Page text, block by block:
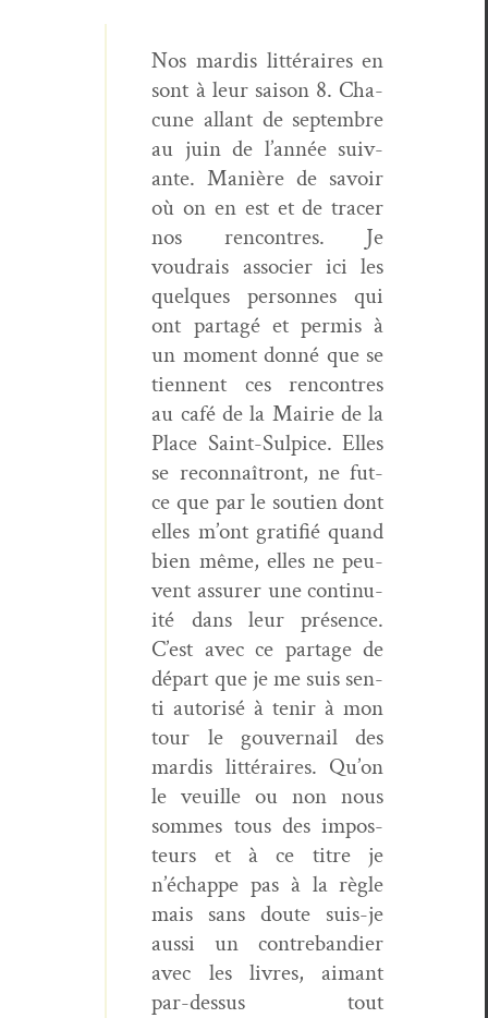
Nos mardis lit­téraires en
sont à leur sai­son 8. Cha­
cune allant de sep­tem­bre
au juin de l’année suiv­
ante. Manière de savoir
où on en est et de trac­er
nos ren­con­tres. Je
voudrais associ­er ici les
quelques per­son­nes qui
ont partagé et per­mis à
un moment don­né que se
tien­nent ces ren­con­tres
au café de la Mairie de la
Place Saint-Sulpice. Elles
se recon­naîtront, ne fut-
ce que par le sou­tien dont
elles m’ont grat­i­fié quand
bien même, elles ne peu­
vent assur­er une con­ti­nu­
ité dans leur présence.
C’est avec ce partage de
départ que je me suis sen­
ti autorisé à tenir à mon
tour le gou­ver­nail des
mardis lit­téraires. Qu’on
le veuille ou non nous
sommes tous des impos­
teurs et à ce titre je
n’échappe pas à la règle
mais sans doute suis-je
aus­si un con­tre­bandi­er
avec les livres, aimant
par-dessus tout